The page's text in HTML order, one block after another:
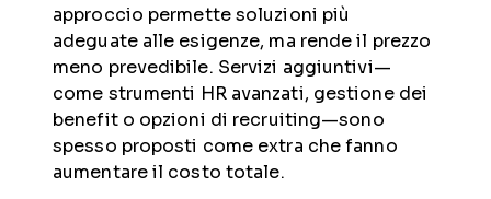
approccio permette soluzioni più
adeguate alle esigenze, ma rende il prezzo
meno prevedibile. Servizi aggiuntivi—
come strumenti HR avanzati, gestione dei
benefit o opzioni di recruiting—sono
spesso proposti come extra che fanno
aumentare il costo totale.